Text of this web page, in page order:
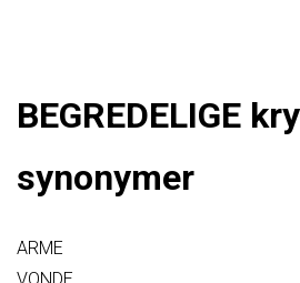
BEGREDELIGE
synonymer
ARME